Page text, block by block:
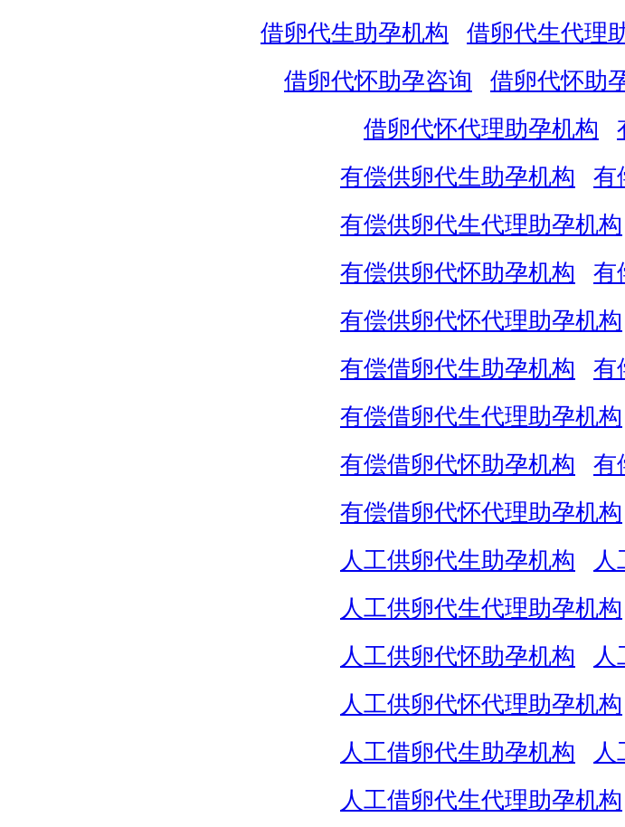
借卵代生助孕机构
借卵代生代理
借卵代怀助孕咨询
借卵代怀助
借卵代怀代理助孕机构
有偿供卵代生助孕机构
有
有偿供卵代生代理助孕机构
有偿供卵代怀助孕机构
有
有偿供卵代怀代理助孕机构
有偿借卵代生助孕机构
有
有偿借卵代生代理助孕机构
有偿借卵代怀助孕机构
有
有偿借卵代怀代理助孕机构
人工供卵代生助孕机构
人工供卵代生代理助孕机构
人工供卵代怀助孕机构
人工供卵代怀代理助孕机构
人工借卵代生助孕机构
人工借卵代生代理助孕机构